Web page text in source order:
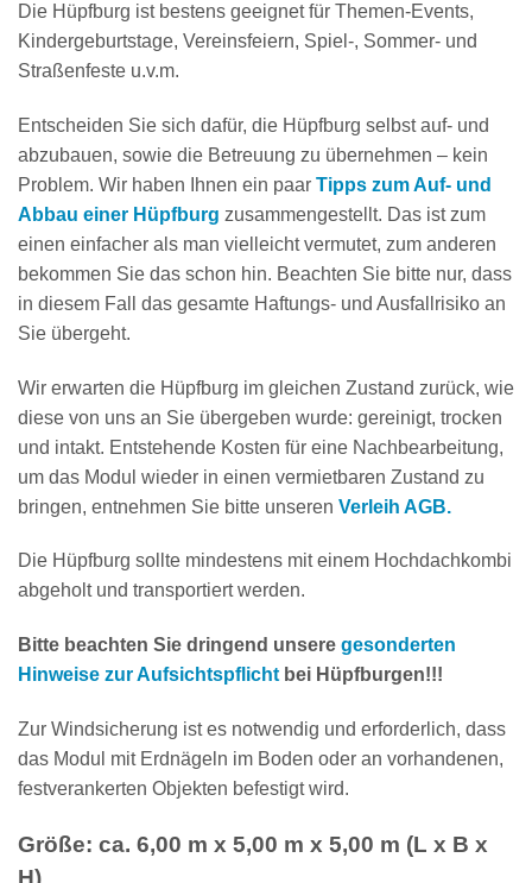
Die Hüpfburg ist bestens geeignet für Themen-Events,
Kindergeburtstage, Vereinsfeiern, Spiel-, Sommer- und
Straßenfeste u.v.m.
Entscheiden Sie sich dafür, die Hüpfburg selbst auf- und
abzubauen, sowie die Betreuung zu übernehmen – kein
Problem. Wir haben Ihnen ein paar Tipps zum Auf- und
Abbau einer Hüpfburg zusammengestellt. Das ist zum
einen einfacher als man vielleicht vermutet, zum anderen
bekommen Sie das schon hin. Beachten Sie bitte nur, dass
in diesem Fall das gesamte Haftungs- und Ausfallrisiko an
Sie übergeht.
Wir erwarten die Hüpfburg im gleichen Zustand zurück, wie
diese von uns an Sie übergeben wurde: gereinigt, trocken
und intakt. Entstehende Kosten für eine Nachbearbeitung,
um das Modul wieder in einen vermietbaren Zustand zu
bringen, entnehmen Sie bitte unseren Verleih AGB.
Die Hüpfburg sollte mindestens mit einem Hochdachkombi
abgeholt und transportiert werden.
Bitte beachten Sie dringend unsere gesonderten
Hinweise zur Aufsichtspflicht bei Hüpfburgen!!!
Zur Windsicherung ist es notwendig und erforderlich, dass
das Modul mit Erdnägeln im Boden oder an vorhandenen,
festverankerten Objekten befestigt wird.
Größe: ca. 6,00 m x 5,00 m x 5,00 m (L x B x
H)